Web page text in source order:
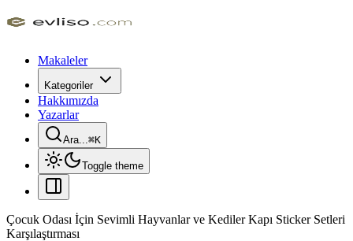
Makaleler
Kategoriler
Hakkımızda
Yazarlar
Ara...⌘K
Toggle theme
Çocuk Odası İçin Sevimli Hayvanlar ve Kediler Kapı Sticker Setleri
Karşılaştırması